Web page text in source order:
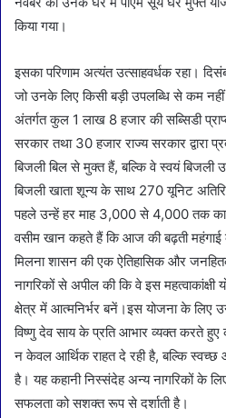
किया गया।
इसका परिणाम अत्यंत उत्साहवर्धक रहा।
जो उनके लिए किसी बड़ी उपलब्धि से कम
अंतर्गत कुल 1 लाख 8 हजार की सब्सिडी
सरकार तथा 30 हजार राज्य सरकार
बिजली बिल से मुक्त हैं, बल्कि वे स्वयं बिजली
बिजली खाता शून्य के साथ 270 यूनिट
पहले उन्हें हर माह 3,000 से 4,000 तक का
वसीम खान कहते हैं कि आज की बढ़ती महंगाई
मिलना शासन की एक ऐतिहासिक और
नागरिकों से अपील की कि वे इस
क्षेत्र में आत्मनिर्भर बनें।इस योजना के लिए
विष्णु देव साय के प्रति आभार व्यक्त करते हुए
न केवल आर्थिक राहत दे रही है, बल्कि स्वच्छ
है। यह कहानी निस्संदेह अन्य नागरिकों के
सफलता को सशक्त रूप से दर्शाती है।